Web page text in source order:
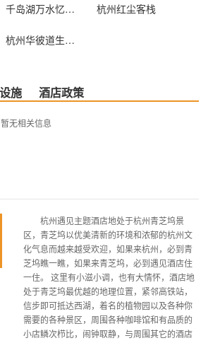
千岛湖万水忆家宾馆 杭州红尘客栈
杭州华彼道生酒店公寓
施 酒店政策
暂无相关信息
杭州遇见主题酒店地处于杭州青芝坞景
区，青芝坞以优美清新的环境和浓郁的杭州文
化气息而越来越受欢迎，如果来杭州，必到青
芝坞瞧一瞧，如果来青芝坞，必到遇见酒店住
一住。 这里有小滋小调，也有大情怀，酒店地
处于青芝坞最优越的地理位置，紧邻高铁站，
信步即可抵达西湖，着名的植物园以及各种你
需要的各种景区，周围各种咖啡馆和有品质的
小店鳞次栉比，闹钟取静，与周围其它的酒店